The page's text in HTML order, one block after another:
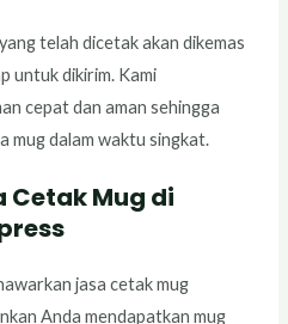
telah dicetak akan dikemas
untuk dikirim. Kami
cepat dan aman sehingga
mug dalam waktu singkat.
Cetak Mug di
jasa cetak mug
Anda mendapatkan mug